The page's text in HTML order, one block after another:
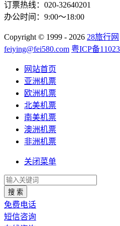
订票热线：020-32640201
办公时间：9:00～18:00
Copyright © 1999 - 2026 28旅行网
feiying@fei580.com 粤ICP备
网站首页
亚洲机票
欧洲机票
北美机票
南美机票
澳洲机票
非洲机票
关闭菜单
搜 索
免费电话
短信咨询